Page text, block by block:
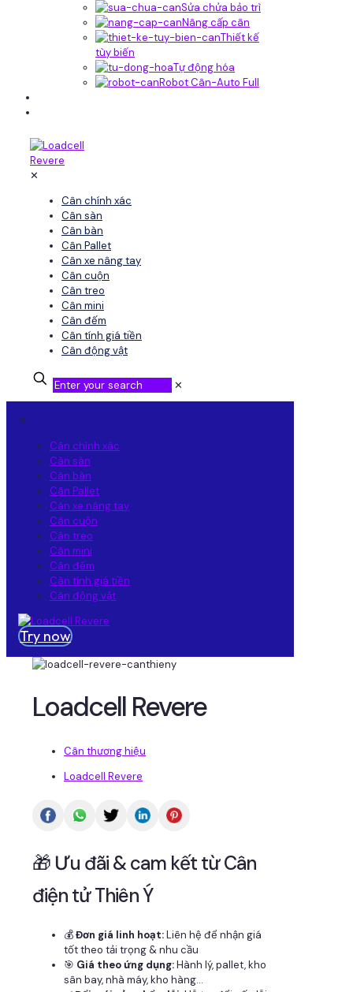
Sửa chửa bảo trì
Nâng cấp cân
Thiết kế
tùy biến
Tự động hóa
Robot Cân-Auto Full
✕
Cân chính xác
Cân sàn
Cân bàn
Cân Pallet
Cân xe nâng tay
Cân cuộn
Cân treo
Cân mini
Cân đếm
Cân tính giá tiền
Cân động vật
✕
✕
Cân chính xác
Cân sàn
Cân bàn
Cân Pallet
Cân xe nâng tay
Cân cuộn
Cân treo
Cân mini
Cân đếm
Cân tính giá tiền
Cân động vật
Try now
Loadcell Revere
Cân thương hiệu
Loadcell Revere
🎁 Ưu đãi & cam kết từ Cân
điện tử Thiên Ý
💰Đơn giá linh hoạt:Liên hệ để nhận giá
tốt theo tải trọng & nhu cầu
🎯 Giá theo ứng dụng:Hành lý, pallet, kho
sân bay, nhà máy, kho hàng...